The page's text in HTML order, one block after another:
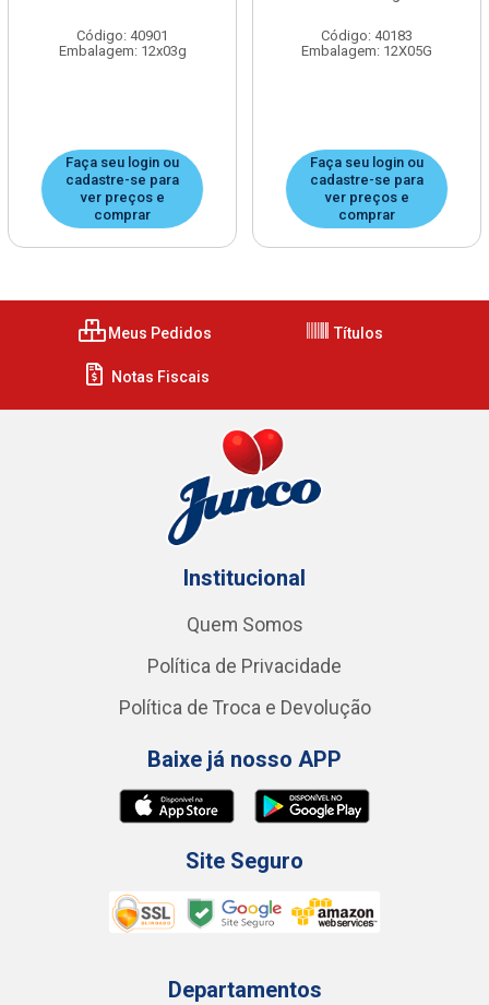
Código: 40901
Embalagem: 12x03g
Faça seu login ou
cadastre-se para
ver preços e
comprar
Código: 40183
Embalagem: 12X05G
Faça seu login ou
cadastre-se para
ver preços e
comprar
Meus Pedidos Títulos
Notas Fiscais
Institucional
Quem Somos
Política de Privacidade
Política de Troca e Devolução
Baixe já nosso APP
Site Seguro
Departamentos